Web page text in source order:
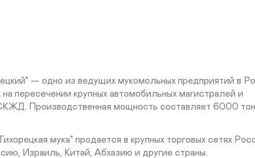
— одно из ведущих мукомольных предприятий в
пересечении крупных автомобильных магистралей и
Производственная мощность составляет 6000
мука" продается в крупных торговых сетях
Израиль, Китай, Абхазию и другие страны.